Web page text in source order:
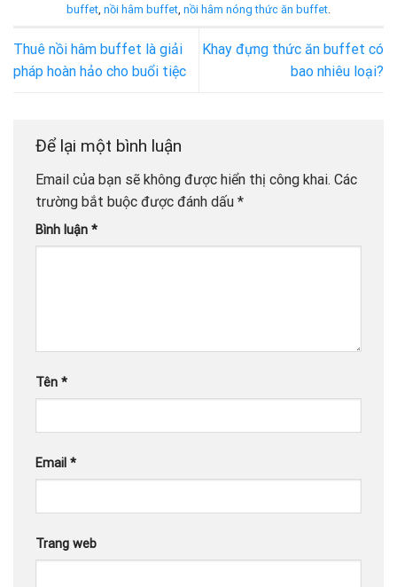
buffet, nồi hâm buffet, nồi hâm nóng thức ăn buffet.
Thuê nồi hâm buffet là giải
pháp hoàn hảo cho buổi tiệc
Khay đựng thức ăn buffet có
bao nhiêu loại?
Để lại một bình luận
Email của bạn sẽ không được hiển thị công khai. Các
trường bắt buộc được đánh dấu *
Bình luận *
Tên *
Email *
Trang web